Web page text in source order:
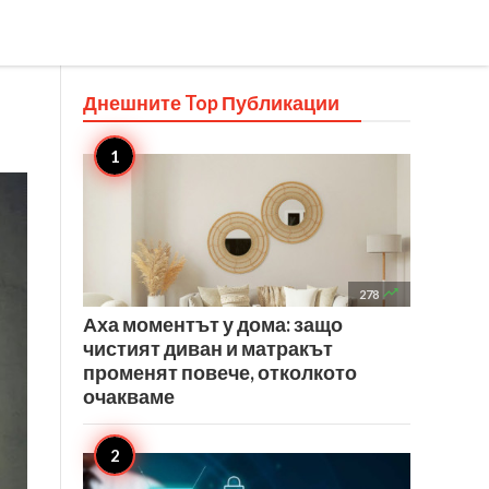
Днешните TopПубликации
278 
Аха моментът у дома: защо
чистият диван и матракът
променят повече, отколкото
очакваме